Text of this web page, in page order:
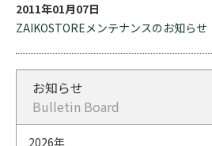
2011年01月07日
ZAIKOSTOREメンテナンスのお知らせ
お知らせ
Bulletin Board
2026年